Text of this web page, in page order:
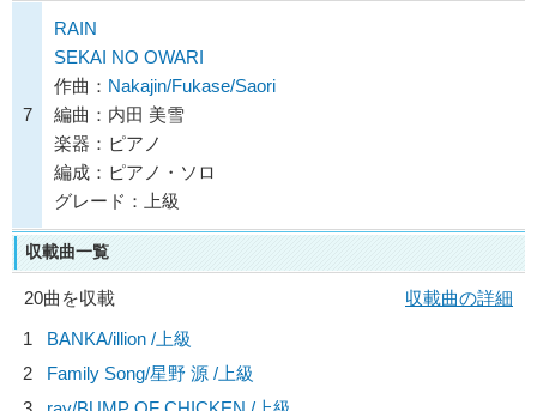
7
RAIN
SEKAI NO OWARI
作曲： Nakajin/Fukase/Saori
編曲：内田 美雪
楽器：ピアノ
編成：ピアノ・ソロ
グレード：上級
収載曲一覧
20曲を収載
収載曲の詳細
1
BANKA/illion /上級
2
Family Song/星野 源 /上級